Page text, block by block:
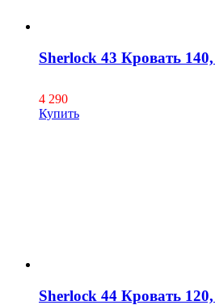
Sherlock 43 Кровать
4 290
Купить
Sherlock 44 Кровать